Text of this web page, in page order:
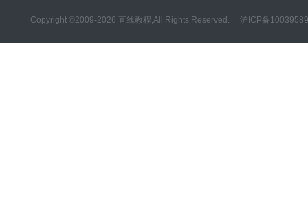
Copyright ©2009-2026 直线教程,All Rights Reserved. 沪ICP备